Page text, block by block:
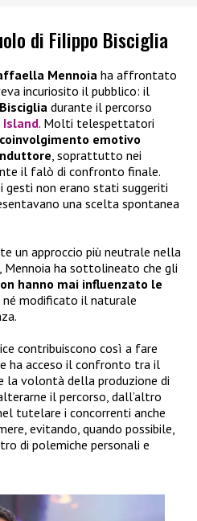
di Filippo Bisciglia
Mennoia ha affrontato
incuriosito il pubblico: il
durante il percorso
. Molti telespettatori
emotivo
, soprattutto nei
il falò di confronto finale.
gesti non erano stati suggeriti
una scelta spontanea
un approccio più neutrale nella
Mennoia ha sottolineato che gli
hanno mai influenzato le
né modificato il naturale
contribuiscono così a fare
ha acceso il confronto tra il
la volontà della produzione di
il percorso, dall’altro
tutelare i concorrenti anche
evitando, quando possibile,
di polemiche personali e